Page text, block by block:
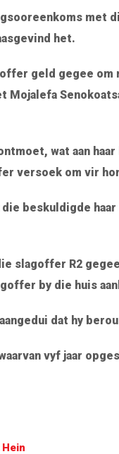
met
het.
geld gegee om
Mojalefa
wat aan haar
versoek om vir
beskuldigde haar
slagoffer R2
by die huis
dat hy berou
vyf jaar